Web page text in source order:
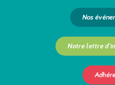
Nos
Notre lettre